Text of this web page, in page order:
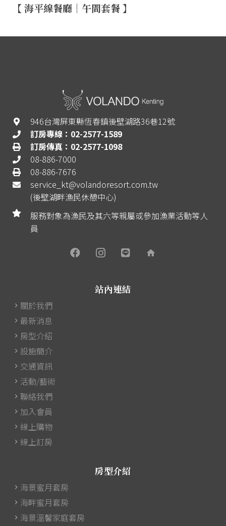
【 海平線餐廳｜午間套餐 】
946台灣屏東縣恆春鎮後壁湖路36巷12號
訂房專線：02-2577-1589
訂房傳真：02-2577-1098
08-886-7000
08-886-7676
service_kt@volandoresort.com.tw
(後壁湖畔漁民休憩中心)
服務對象為漁民及其六等親屬或參加漁業活動等人
員
home
站內連結
關於我們
最新消息
房型介紹
設施簡介
交通資訊
活動/藝術
聯絡我們
加入會員
線上購物
線上訂房
房型介紹
海景蜜月套房
海畔蜜月套房
海景溫馨家庭套房